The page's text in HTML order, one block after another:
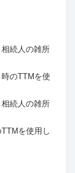
続人の雑所
のTTMを使
続人の雑所
を使用し